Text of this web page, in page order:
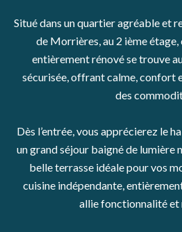
Situé dans un quartier agréable et
de Morrières, au 2 ième
entièrement rénové se trouve
sécurisée, offrant calme, confort
des
Dès l’entrée, vous apprécierez le
un grand séjour baigné de lumière
belle terrasse idéale pour vos
cuisine indépendante,
allie fonctionnalité et